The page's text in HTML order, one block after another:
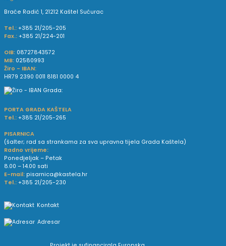
Braće Radić 1, 21212 Kaštel Sućurac
Tel.: +385 21/205-205
Fax.: +385 21/224-201
OIB: 08727843572
MB: 02580993
Žiro - IBAN:
HR79 2390 0011 8181 0000 4
PORTA GRADA KAŠTELA
Tel.: +385 21/205-265
PISARNICA
(šalter; rad sa strankama za sva upravna tijela Grada Kaštela)
Radno vrijeme:
Ponedjeljak – Petak
8.00 – 14.00 sati
E-mail: pisarnica@kastela.hr
Tel.: +385 21/205-230
Kontakt
Adresar